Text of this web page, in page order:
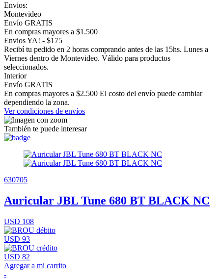
Envios:
Montevideo
Envío GRATIS
En compras mayores a $1.500
Envios YA! - $175
Recibí tu pedido en 2 horas comprando antes de las 15hs. Lunes a
Viernes dentro de Montevideo. Válido para productos
seleccionados.
Interior
Envío GRATIS
En compras mayores a $2.500 El costo del envío puede cambiar
dependiendo la zona.
Ver condiciones de envíos
También te puede interesar
630705
Auricular JBL Tune 680 BT BLACK NC
USD 108
USD 93
USD 82
Agregar a mi carrito
-